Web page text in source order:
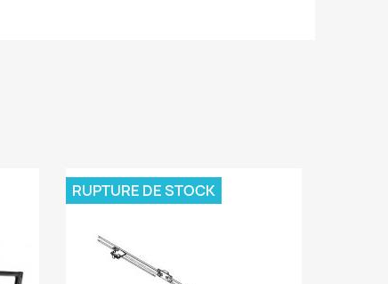
RUPTURE DE STOCK